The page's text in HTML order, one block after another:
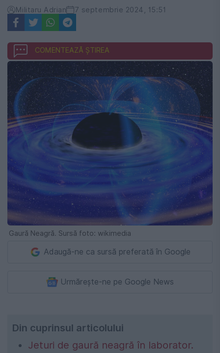
Militaru Adrian 7 septembrie 2024, 15:51
COMENTEAZĂ ȘTIREA
Gaură Neagră. Sursă foto: wikimedia
Adaugă-ne ca sursă preferată în Google
Urmărește-ne pe Google News
Din cuprinsul articolului
Jeturi de gaură neagră în laborator.